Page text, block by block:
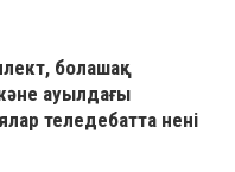
болашақ
ауылдағы
теледебатта нені